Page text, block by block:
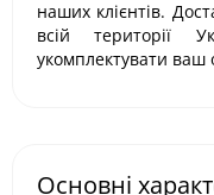
наших клієнтів.
всій території
укомплектувати ваш
Основні